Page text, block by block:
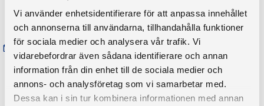
Vi använder enhetsidentifierare för att anpassa innehållet
och annonserna till användarna, tillhandahålla funktioner
för sociala medier och analysera vår trafik. Vi
vidarebefordrar även sådana identifierare och annan
information från din enhet till de sociala medier och
annons- och analysföretag som vi samarbetar med.
Dessa kan i sin tur kombinera informationen med annan
Fendrar
Minst 4 st rekommenderas (anpassade för båtens storlek).